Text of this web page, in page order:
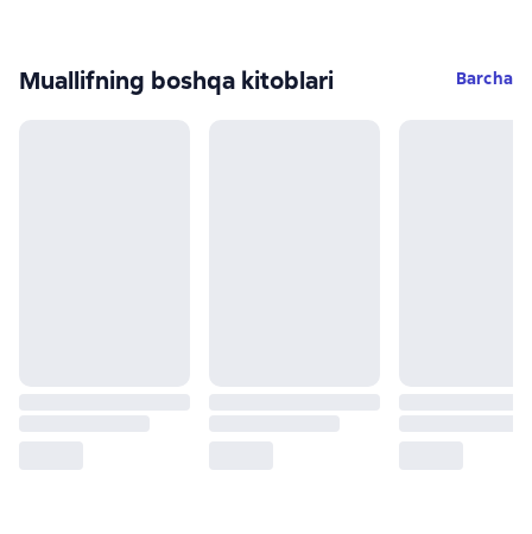
Muallifning boshqa kitoblari Barcha